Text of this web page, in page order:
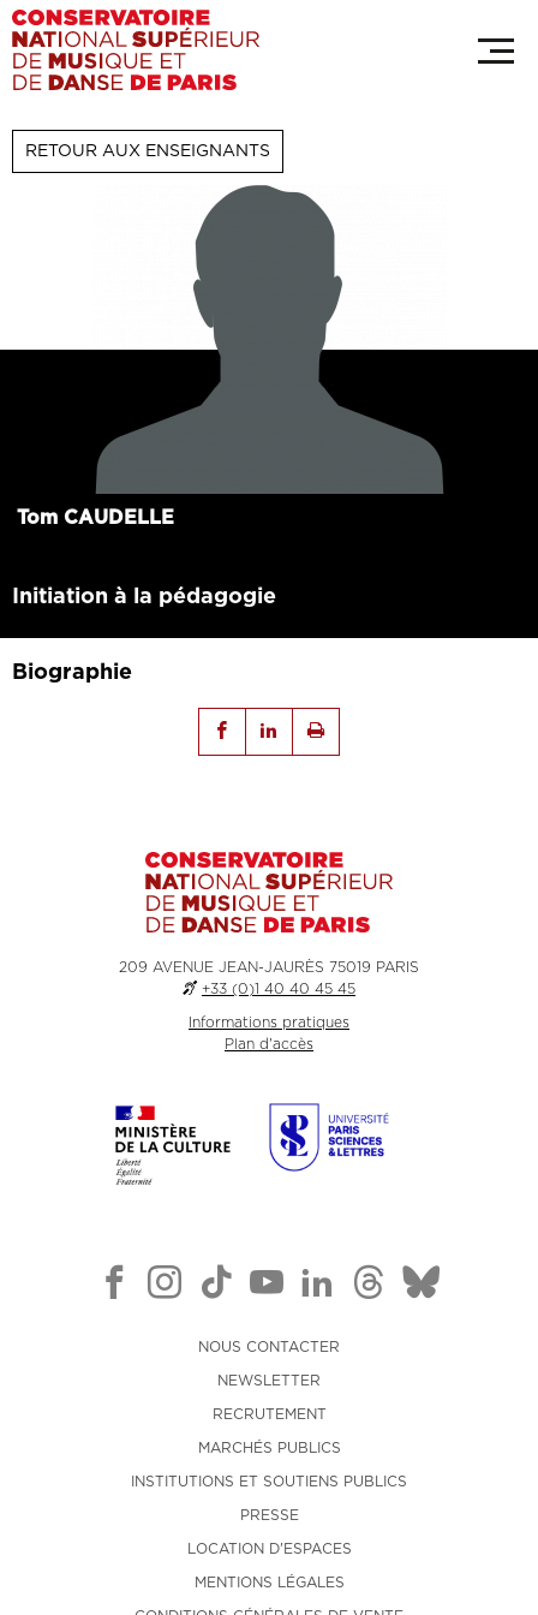
Aller
au
contenu
principal
RETOUR AUX ENSEIGNANTS
Tom CAUDELLE
Initiation à la pédagogie
Biographie
209 AVENUE JEAN-JAURÈS 75019 PARIS
+33 (0)1 40 40 45 45
Informations pratiques
Plan d'accès
NOUS CONTACTER
NEWSLETTER
RECRUTEMENT
MARCHÉS PUBLICS
INSTITUTIONS ET SOUTIENS PUBLICS
PRESSE
LOCATION D'ESPACES
MENTIONS LÉGALES